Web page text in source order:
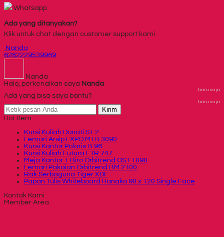
Whatsapp
Ada yang ditanyakan?
Klik untuk chat dengan customer support kami
Nanda
6282229539969
Nanda
Halo, perkenalkan saya Nanda
baru saja
Ada yang bisa saya bantu?
baru saja
Kirim
Hot Item
Kursi Kuliah Donati ST 2
Lemari Arsip EXPO MTB 3090
Kursi Kantor Polaris B 96
Kursi Kuliah Futura FTR 747
Meja Kantor 1 Biro Orbitrend OST 1090
Lemari Pakaian Orbitrend BM 2100
Rak Serbaguna Tiger XDF
Papan Tulis Whiteboard Hanako 90 x 120 Single Face
Kontak Kami
Member Area